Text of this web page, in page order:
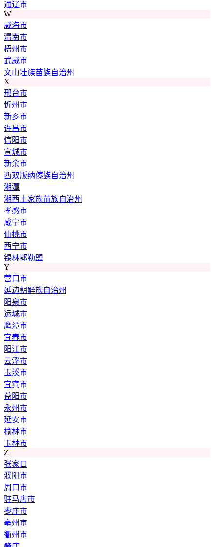
通辽市
W
威海市
渭南市
梧州市
武威市
文山壮族苗族自治州
X
邢台市
忻州市
新乡市
许昌市
信阳市
宣城市
新余市
西双版纳傣族自治州
湘潭
湘西土家族苗族自治州
孝感市
咸宁市
仙桃市
西宁市
锡林郭勒盟
Y
营口市
延边朝鲜族自治州
阳泉市
运城市
鹰潭市
宜春市
阳江市
云浮市
玉溪市
宜宾市
益阳市
永州市
延安市
榆林市
玉林市
Z
张家口
濮阳市
周口市
驻马店市
枣庄市
亳州市
衢州市